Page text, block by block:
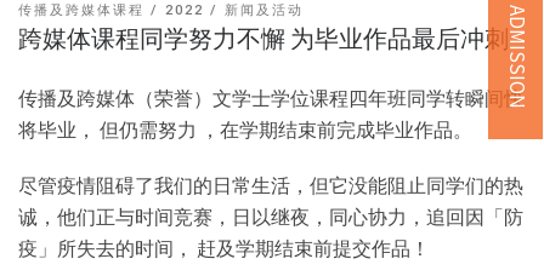
传播及跨媒体课程 2022 新闻及活动
跨媒体课程同学努力不懈 为毕业作品最后冲刺
传播及跨媒体（荣誉）文学士学位课程四年班同学转瞬间快
将毕业， 但仍需努力 ，在学期结束前完成毕业作品。
尽管疫情阻碍了我们的日常生活，但它没能阻止同学们的热
诚，他们正与时间竞赛，日以继夜，同心协力，追回因「防
疫」所失去的时间， 赶及学期结束前提交作品！
ADMISSION